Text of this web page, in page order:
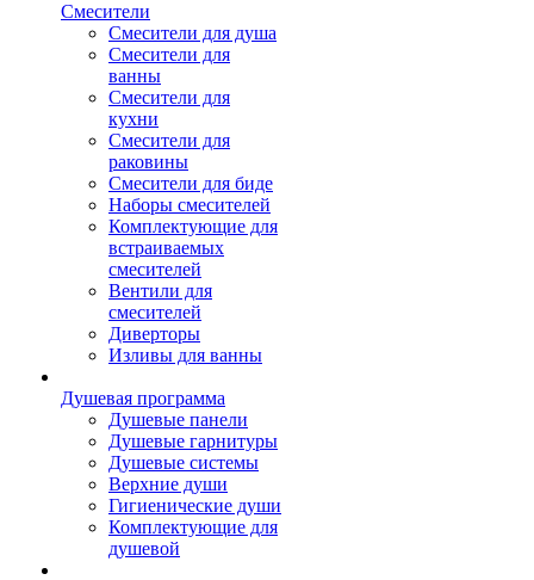
Смесители
Смесители для душа
Смесители для
ванны
Смесители для
кухни
Смесители для
раковины
Смесители для биде
Наборы смесителей
Комплектующие для
встраиваемых
смесителей
Вентили для
смесителей
Диверторы
Изливы для ванны
Душевая программа
Душевые панели
Душевые гарнитуры
Душевые системы
Верхние души
Гигиенические души
Комплектующие для
душевой